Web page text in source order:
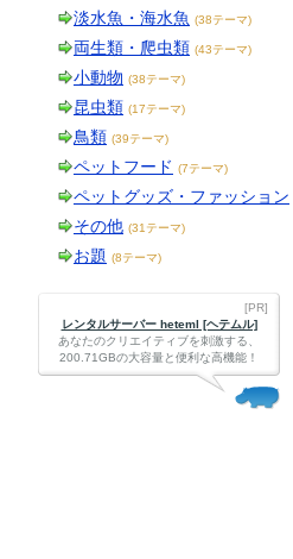
淡水魚・海水魚 (38テーマ)
両生類・爬虫類 (43テーマ)
小動物 (38テーマ)
昆虫類 (17テーマ)
鳥類 (39テーマ)
ペットフード (7テーマ)
ペットグッズ・ファッション
その他 (31テーマ)
お題 (8テーマ)
[PR]
レンタルサーバー heteml [ヘテムル]
あなたのクリエイティブを刺激する、
200.71GBの大容量と便利な高機能！